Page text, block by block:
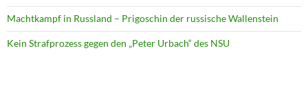
Machtkampf in Russland – Prigoschin der russische Wallenstein
Kein Strafprozess gegen den „Peter Urbach“ des NSU